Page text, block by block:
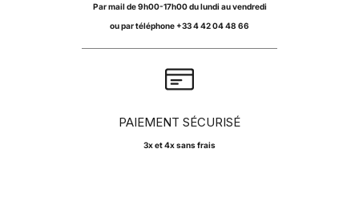
Parmail de 9h00-17h00 du lundi au vendredi
ou par téléphone +33 4 42 04 48 66
PAIEMENT SÉCURISÉ
3x et 4x sans frais